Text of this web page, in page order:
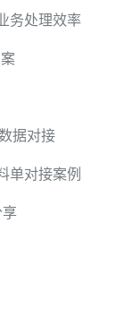
务处理效率
据对接
单对接案例